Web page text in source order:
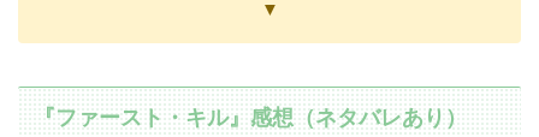
▼
『ファースト・キル』感想（ネタバレあり）